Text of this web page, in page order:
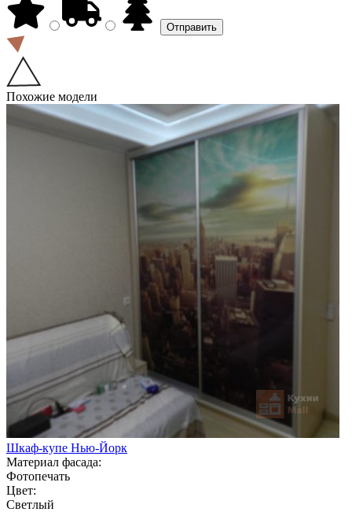
Похожие модели
Шкаф-купе Нью-Йорк
Материал фасада:
Фотопечать
Цвет:
Светлый